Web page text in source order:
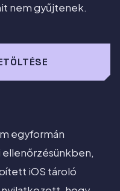
nem gyűjtenek.
egyformán
ellenőrzésünkben,
iOS tároló